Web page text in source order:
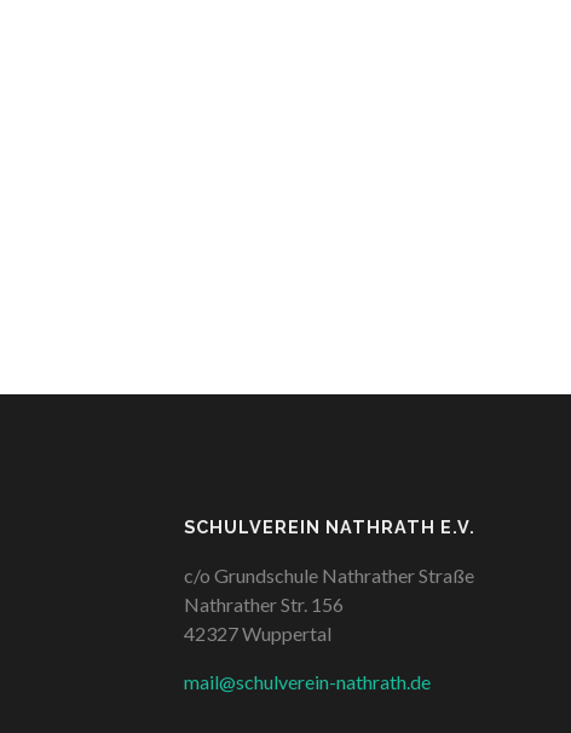
SCHULVEREIN NATHRATH E.V.
c/o Grundschule Nathrather Straße
Nathrather Str. 156
42327 Wuppertal
mail@schulverein-nathrath.de